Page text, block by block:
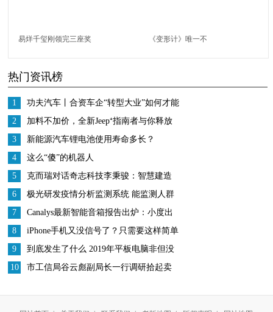
易烊千玺刚领完三座奖
份，女粉都“疯狂”了
《变形计》唯一不
热门资讯榜
1
功夫汽车丨合资车企“转型大业”如何才能
更高效务实？这家车企做了一次有益尝
试！
2
加料不加价，全新Jeep⁺指南者与你释放
年轻
3
新能源汽车锂电池使用寿命多长？
4
这么“傻”的机器人
5
克而瑞对话奇志科技李秉骏：智慧建造
是“人机料法环”的全新升级
6
极光研发疫情分析监测系统 能监测人群
从高风险地区向外迁徙情况
7
Canalys最新智能音箱报告出炉：小度出
货量国内第一、全球第三
8
iPhone手机又没信号了？只需要这样简单
设置，手机信号瞬间满格
9
到底发生了什么 2019年平板电脑非但没
死还越卖越好
10
市工信局谷云彪副局长一行调研拾起卖